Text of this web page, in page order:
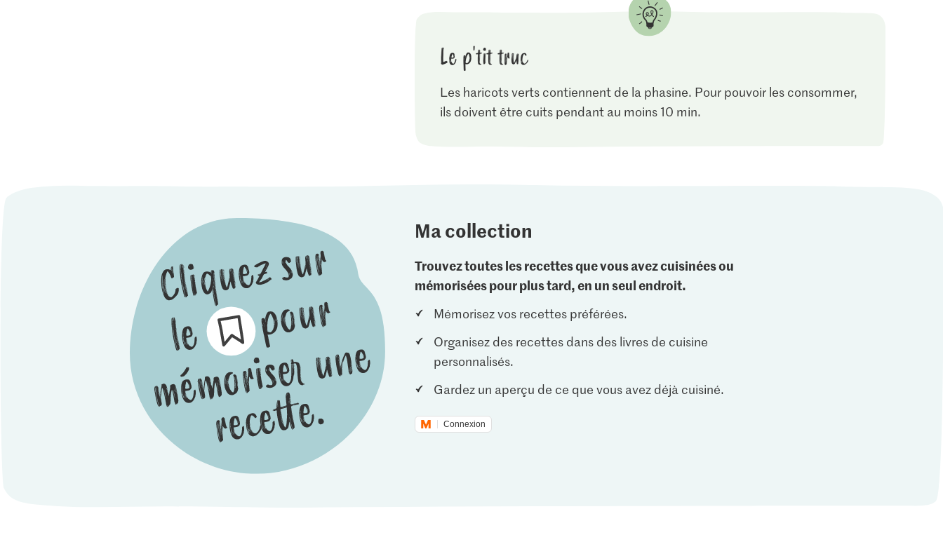
Le p'tit truc
Les haricots verts contiennent de la phasine. Pour pouvoir les consommer,
ils doivent être cuits pendant au moins 10 min.
Ma collection
Trouvez toutes les recettes que vous avez cuisinées ou
mémorisées pour plus tard, en un seul endroit.
Mémorisez vos recettes préférées.
Organisez des recettes dans des livres de cuisine
personnalisés.
Gardez un aperçu de ce que vous avez déjà cuisiné.
Connexion